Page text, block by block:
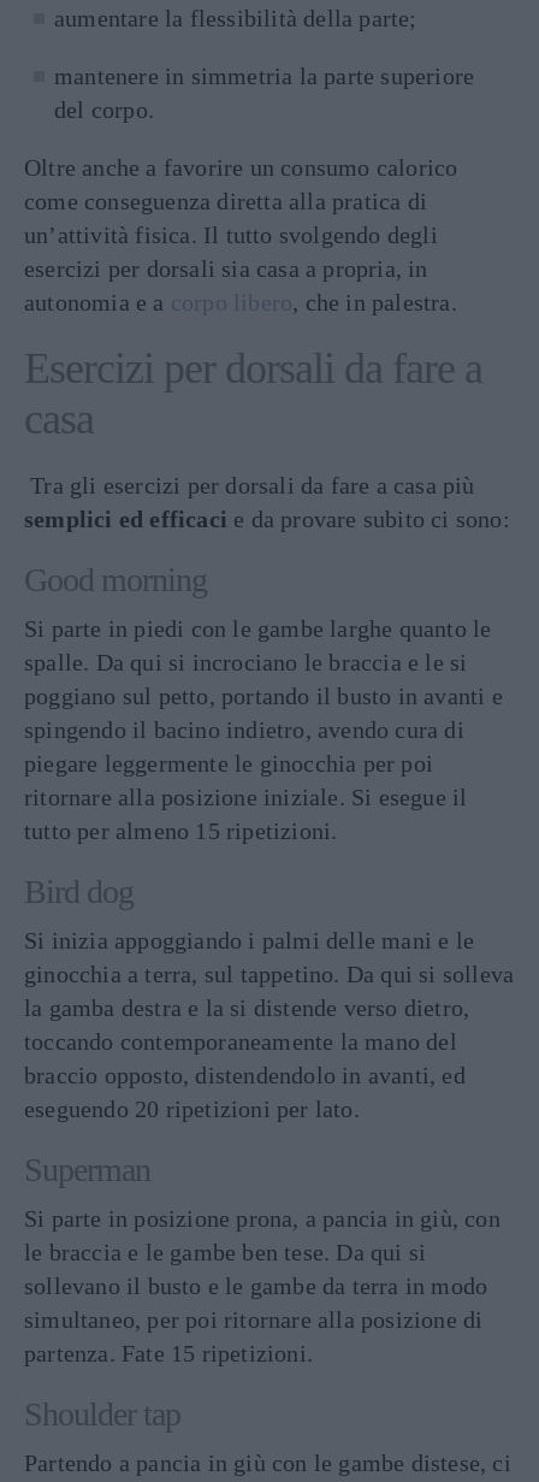
aumentare la flessibilità della parte;
mantenere in simmetria la parte superiore
del corpo.
Oltre anche a favorire un consumo calorico
come conseguenza diretta alla pratica di
un’attività fisica. Il tutto svolgendo degli
esercizi per dorsali sia casa a propria, in
autonomia e a corpo libero, che in palestra.
Esercizi per dorsali da fare a
casa
Tra gli esercizi per dorsali da fare a casa più
semplici ed efficaci e da provare subito ci sono:
Good morning
Si parte in piedi con le gambe larghe quanto le
spalle. Da qui si incrociano le braccia e le si
poggiano sul petto, portando il busto in avanti e
spingendo il bacino indietro, avendo cura di
piegare leggermente le ginocchia per poi
ritornare alla posizione iniziale. Si esegue il
tutto per almeno 15 ripetizioni.
Bird dog
Si inizia appoggiando i palmi delle mani e le
ginocchia a terra, sul tappetino. Da qui si solleva
la gamba destra e la si distende verso dietro,
toccando contemporaneamente la mano del
braccio opposto, distendendolo in avanti, ed
eseguendo 20 ripetizioni per lato.
Superman
Si parte in posizione prona, a pancia in giù, con
le braccia e le gambe ben tese. Da qui si
sollevano il busto e le gambe da terra in modo
simultaneo, per poi ritornare alla posizione di
partenza. Fate 15 ripetizioni.
Shoulder tap
Partendo a pancia in giù con le gambe distese, ci